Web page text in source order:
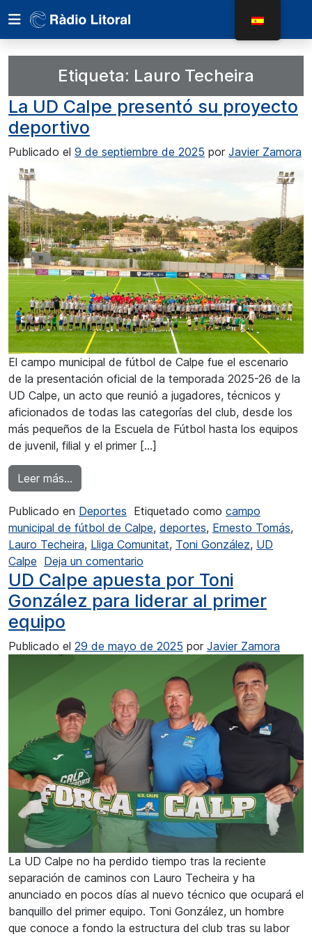
Etiqueta: Lauro Techeira
La UD Calpe presentó su proyecto
deportivo
Publicado el 9 de septiembre de 2025 por Javier Zamora
El campo municipal de fútbol de Calpe fue el escenario
de la presentación oficial de la temporada 2025-26 de la
UD Calpe, un acto que reunió a jugadores, técnicos y
aficionados de todas las categorías del club, desde los
más pequeños de la Escuela de Fútbol hasta los equipos
de juvenil, filial y el primer […]
Leer más…
Publicado en Deportes Etiquetado como campo
municipal de fútbol de Calpe, deportes, Ernesto Tomás,
Lauro Techeira, Lliga Comunitat, Toni González, UD
Calpe Deja un comentario
UD Calpe apuesta por Toni
González para liderar al primer
equipo
Publicado el 29 de mayo de 2025 por Javier Zamora
La UD Calpe no ha perdido tiempo tras la reciente
separación de caminos con Lauro Techeira y ha
anunciado en pocos días al nuevo técnico que ocupará el
banquillo del primer equipo. Toni González, un hombre
que conoce a fondo la estructura del club tras su labor